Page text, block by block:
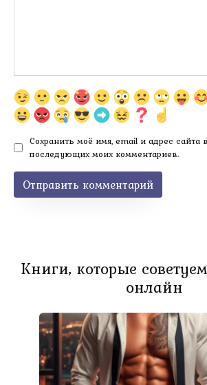
Сохранить моё имя, email и адрес сайта
последующих моих комментариев.
Книги, которые
онлайн